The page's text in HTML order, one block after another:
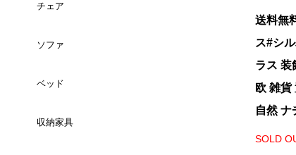
バスケット（大）
ランドリーバスケット
コーヒーテーブル
サイドテーブル
デスク
チェア
ダイニングチェア
カウンターチェア
ラウンジチェア
ソファ
1人掛け
2人掛け
ベッド
シングルサイズ
収納家具
送料無
ス#シ
ラス 装
欧 雑貨
自然 ナ
SOLD